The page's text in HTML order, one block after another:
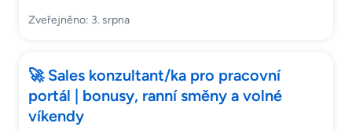
Zveřejněno: 3. srpna
🚀 Sales konzultant/ka pro pracovní
portál | bonusy, ranní směny a volné
víkendy